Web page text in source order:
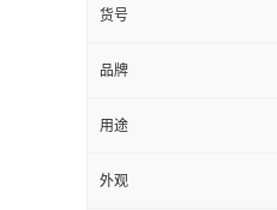
货号
品牌
用途
外观